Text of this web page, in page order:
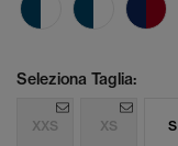
Seleziona Taglia:
XXS XS S